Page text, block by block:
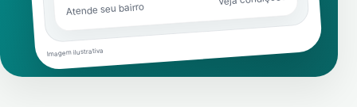
Atende seu bairro
Imagem ilustrativa